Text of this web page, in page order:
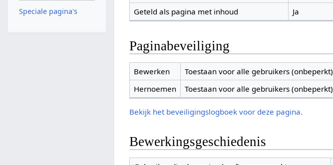
Geteld als pagina met inhoud
Ja
Paginabeveiliging
Bewerken
Toestaan voor alle gebruikers (onbeperkt)
Hernoemen
Toestaan voor alle gebruikers (onbeperkt)
Bekijk het beveiligingslogboek voor deze pagina.
Bewerkingsgeschiedenis
Speciale pagina's